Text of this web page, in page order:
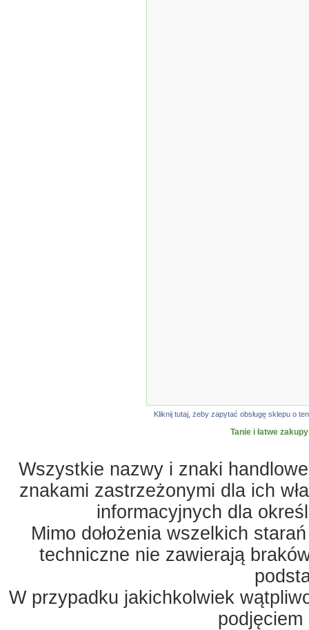
Kliknij tutaj, żeby zapytać obsługę sklepu o
Tanie i łatwe
Wszystkie nazwy i znaki
znakami zastrzeżonymi dla ich
informacyjnych dla
Mimo dołożenia wszelkich
techniczne nie zawierają
W przypadku jakichkolwiek